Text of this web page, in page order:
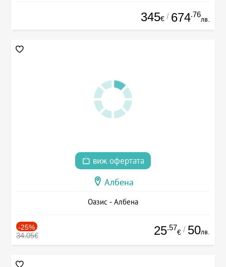
345€ / 674.76
лв.
виж офертата
Албена
Оазис - Албена
-25%
34.05€ 25.57
€ / 50лв.